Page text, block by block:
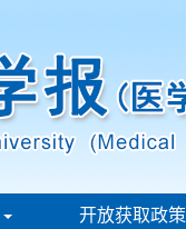
开放获取政策